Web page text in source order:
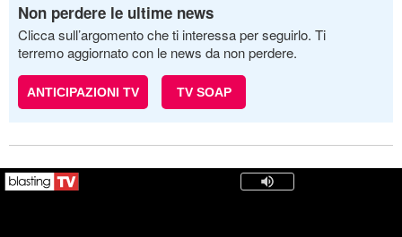
Non perdere le ultime news
Clicca sull’argomento che ti interessa per seguirlo. Ti
terremo aggiornato con le news da non perdere.
ANTICIPAZIONI TV TV SOAP